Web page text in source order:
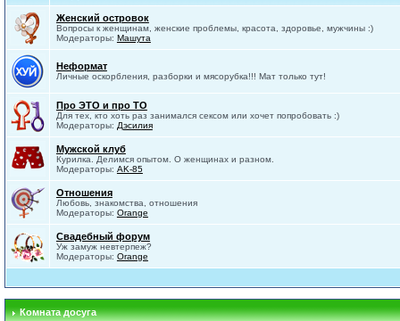
Женский островок
Вопросы к женщинам, женские проблемы, красота, здоровье, мужчины :)
Модераторы: Машута
Неформат
Личные оскорбления, разборки и мясорубка!!! Мат только тут!
Про ЭТО и про ТО
Для тех, кто хоть раз занимался сексом или хочет попробовать :)
Модераторы: Дэсилия
Мужской клуб
Курилка. Делимся опытом. О женщинах и разном.
Модераторы: AK-85
Отношения
Любовь, знакомства, отношения
Модераторы: Orange
Свадебный форум
Уж замуж невтерпеж?
Модераторы: Orange
Комната досуга